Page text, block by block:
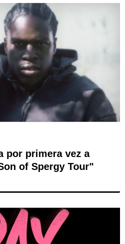
por primera vez a
of Spergy Tour"